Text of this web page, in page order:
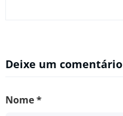
Deixe um comentário
Nome*